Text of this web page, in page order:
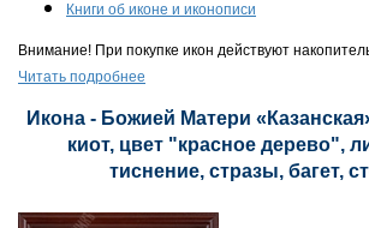
Книги об иконе и иконописи
Внимание! При покупке икон действуют
Читать подробнее
Икона - Божией Матери
киот, цвет "красное дерево",
тиснение, стразы, багет,